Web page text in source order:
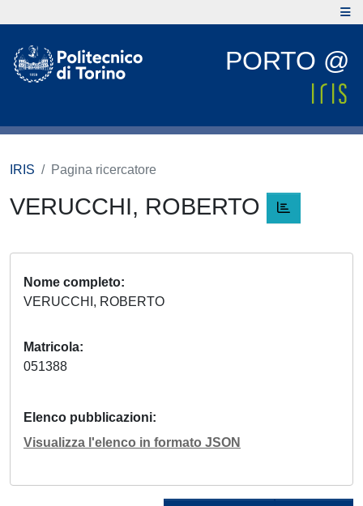
PORTO @
IRIS Pagina ricercatore
VERUCCHI, ROBERTO
Nome completo
VERUCCHI, ROBERTO
Matricola
051388
Elenco pubblicazioni
Visualizza l'elenco in formato JSON